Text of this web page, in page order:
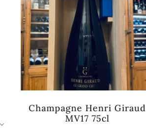
Champagne Henri Giraud
MV17 75cl